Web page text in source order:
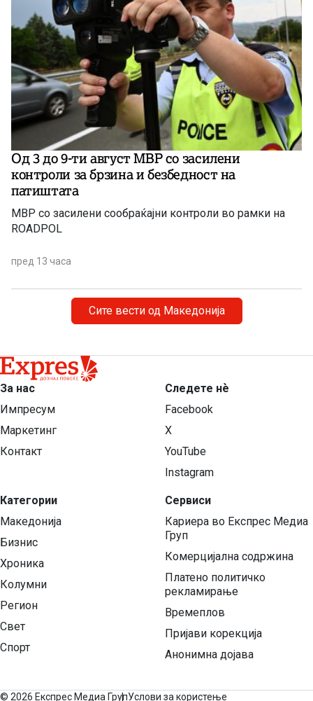
Од 3 до 9-ти август МВР со засилени
контроли за брзина и безбедност на
патиштата
МВР со засилени сообраќајни контроли во рамки на
ROADPOL
пред 13 часа
Сите вести од Македонија
За нас
Импресум
Маркетинг
Контакт
Категории
Македонија
Бизнис
Хроника
Колумни
Регион
Свет
Спорт
Следете нѐ
Facebook
X
YouTube
Instagram
Сервиси
Кариера во Експрес Медиа
Груп
Комерцијална содржина
Платено политичко
рекламирање
Времеплов
Пријави корекција
Анонимна дојава
© 2026 Експрес Медиа ГрупУслови за користење